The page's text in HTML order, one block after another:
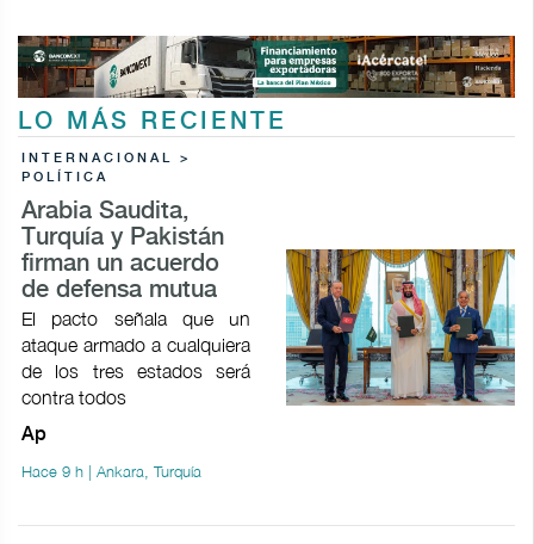
LO MÁS RECIENTE
INTERNACIONAL >
POLÍTICA
Arabia Saudita,
Turquía y Pakistán
firman un acuerdo
de defensa mutua
El pacto señala que un
ataque armado a cualquiera
de los tres estados será
contra todos
Ap
Hace 9 h | Ankara, Turquía